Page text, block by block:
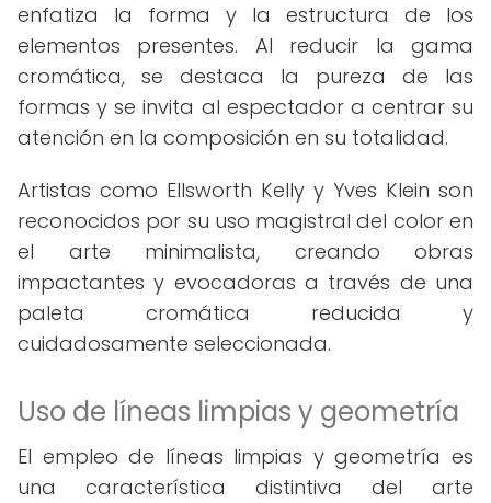
enfatiza la forma y la estructura de los
elementos presentes. Al reducir la gama
cromática, se destaca la pureza de las
formas y se invita al espectador a centrar su
atención en la composición en su totalidad.
Artistas como Ellsworth Kelly y Yves Klein son
reconocidos por su uso magistral del color en
el arte minimalista, creando obras
impactantes y evocadoras a través de una
paleta cromática reducida y
cuidadosamente seleccionada.
Uso de líneas limpias y geometría
El empleo de líneas limpias y geometría es
una característica distintiva del arte